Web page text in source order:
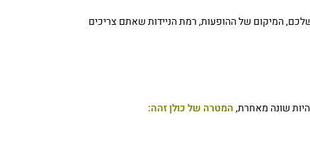
המיקום של ההופעות, רמת הניידות שאתם צריכים
המטרה של כולן זהה: